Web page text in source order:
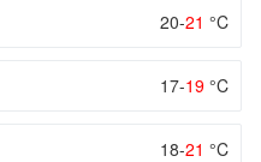
20-21 °C
17-19 °C
18-21 °C